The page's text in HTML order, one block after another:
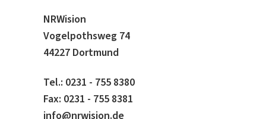
NRWision
Vogelpothsweg 74
44227 Dortmund
Tel.: 0231 - 755 8380
Fax: 0231 - 755 8381
info@nrwision.de